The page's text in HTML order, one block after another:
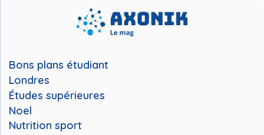
Bons plans étudiant
Londres
Études supérieures
Noel
Nutrition sport